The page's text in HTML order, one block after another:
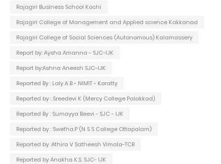
Rajagiri Business School Kochi
Rajagiri College of Management and Applied science Kakkanad
Rajagiri College of Social Sciences (Autonomous) Kalamassery
Report by: Aysha Amanna - SJC-IJK
Report by:Ashna Aneesh SJC-IJK
Reported By : Laly A B - NIMIT - Koratty
Reported by : Sreedevi K (Mercy College Palakkad)
Reported By : Sumayya Beevi - SJC - IJK
Reported by : Swetha.P (N S S College Ottapalam)
Reported by :Athira V Satheesh Vimala-TCR
Reported by Anakha K.S. SJC- IJK